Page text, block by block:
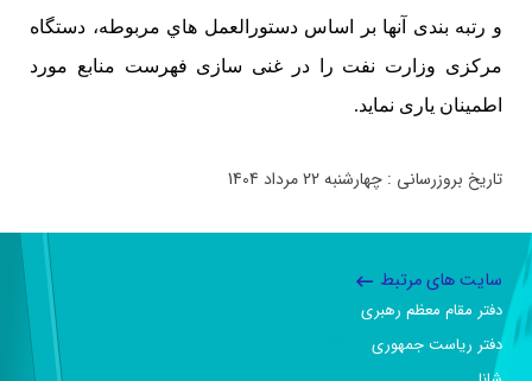
و رتبه بندی آنها بر اساس دستورالعمل هاي مربوطه، دستگاه
مرکزی وزارت نفت را در غنی سازی فهرست منابع مورد
اطمینان یاری نماید.
تاریخ بروزرسانی : چهارشنبه 22 مرداد 1404
سایت های مرتبط
دفتر مقام معظم رهبری
دفتر ریاست جمهوری